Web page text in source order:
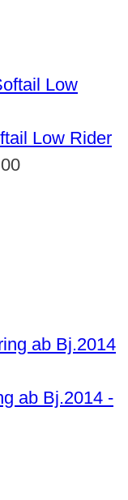
Low Rider
ab Bj.2014 -